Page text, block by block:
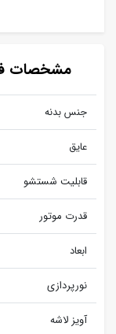
مشخصات
جنس بدنه
عایق
قابلیت شستشو
قدرت موتور
ابعاد
نورپردازی
آویز لاشه